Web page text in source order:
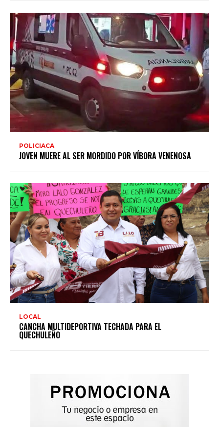
POLICIACA
JOVEN MUERE AL SER MORDIDO POR VÍBORA VENENOSA
LOCAL
CANCHA MULTIDEPORTIVA TECHADA PARA EL
QUECHULEÑO